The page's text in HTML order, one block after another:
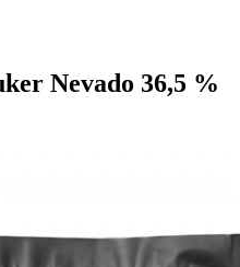
Nevado 36,5 %